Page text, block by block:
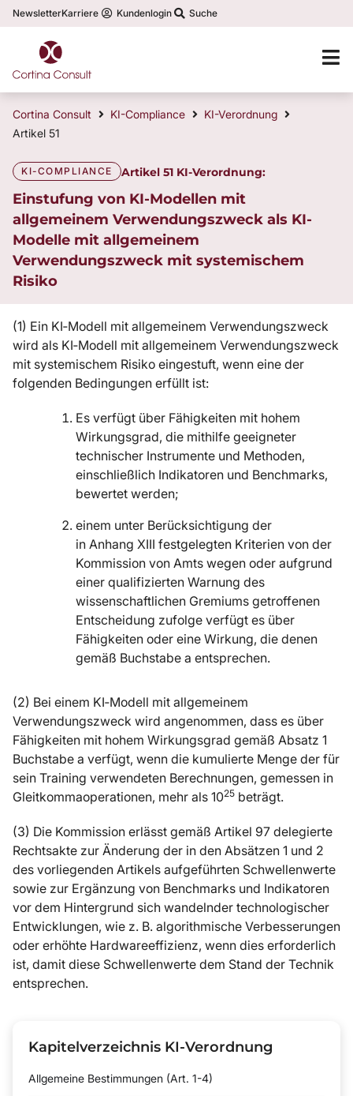
NewsletterKarriere Kundenlogin Suche
Cortina Consult KI-Compliance
KI-Verordnung
Artikel 51
KI-COMPLIANCE Artikel 51 KI-Verordnung:
Einstufung von KI-Modellen mit
allgemeinem Verwendungszweck als KI-
Modelle mit allgemeinem
Verwendungszweck mit systemischem
Risiko
(1) Ein KI‑Modell mit allgemeinem Verwendungszweck
wird als KI‑Modell mit allgemeinem Verwendungszweck
mit systemischem Risiko eingestuft, wenn eine der
folgenden Bedingungen erfüllt ist:
Es verfügt über Fähigkeiten mit hohem
Wirkungsgrad, die mithilfe geeigneter
technischer Instrumente und Methoden,
einschließlich Indikatoren und Benchmarks,
bewertet werden;
einem unter Berücksichtigung der
in Anhang XIII festgelegten Kriterien von der
Kommission von Amts wegen oder aufgrund
einer qualifizierten Warnung des
wissenschaftlichen Gremiums getroffenen
Entscheidung zufolge verfügt es über
Fähigkeiten oder eine Wirkung, die denen
gemäß Buchstabe a entsprechen.
(2) Bei einem KI‑Modell mit allgemeinem
Verwendungszweck wird angenommen, dass es über
Fähigkeiten mit hohem Wirkungsgrad gemäß Absatz 1
Buchstabe a verfügt, wenn die kumulierte Menge der für
sein Training verwendeten Berechnungen, gemessen in
Gleitkommaoperationen, mehr als 1025 beträgt.
(3) Die Kommission erlässt gemäß Artikel 97 delegierte
Rechtsakte zur Änderung der in den Absätzen 1 und 2
des vorliegenden Artikels aufgeführten Schwellenwerte
sowie zur Ergänzung von Benchmarks und Indikatoren
vor dem Hintergrund sich wandelnder technologischer
Entwicklungen, wie z. B. algorithmische Verbesserungen
oder erhöhte Hardwareeffizienz, wenn dies erforderlich
ist, damit diese Schwellenwerte dem Stand der Technik
entsprechen.
Kapitelverzeichnis KI-Verordnung
Allgemeine Bestimmungen (Art. 1-4)